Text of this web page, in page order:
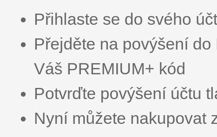
Přihlaste se do svého
Přejděte na povýšení
Váš PREMIUM+ kód
Potvrďte povýšení účtu
Nyní můžete nakupovat